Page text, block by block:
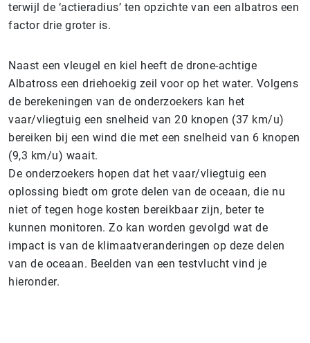
terwijl de ‘actieradius’ ten opzichte van een albatros een
factor drie groter is.
Naast een vleugel en kiel heeft de drone-achtige
Albatross een driehoekig zeil voor op het water. Volgens
de berekeningen van de onderzoekers kan het
vaar/vliegtuig een snelheid van 20 knopen (37 km/u)
bereiken bij een wind die met een snelheid van 6 knopen
(9,3 km/u) waait.
De onderzoekers hopen dat het vaar/vliegtuig een
oplossing biedt om grote delen van de oceaan, die nu
niet of tegen hoge kosten bereikbaar zijn, beter te
kunnen monitoren. Zo kan worden gevolgd wat de
impact is van de klimaatveranderingen op deze delen
van de oceaan. Beelden van een testvlucht vind je
hieronder.